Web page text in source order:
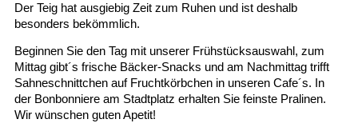
Der Teig hat ausgiebig Zeit zum Ruhen und ist deshalb
besonders bekömmlich.
Beginnen Sie den Tag mit unserer Frühstücksauswahl, zum
Mittag gibt´s frische Bäcker-Snacks und am Nachmittag trifft
Sahneschnittchen auf Fruchtkörbchen in unseren Cafe´s. In
der Bonbonniere am Stadtplatz erhalten Sie feinste Pralinen.
Wir wünschen guten Apetit!